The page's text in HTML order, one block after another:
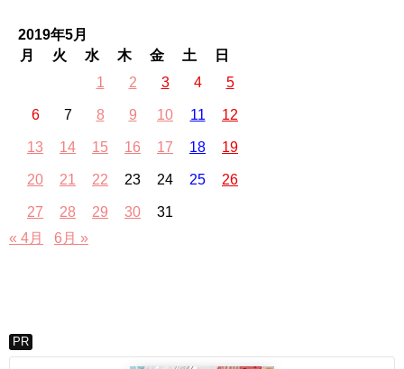
2019年5月
月
火 水 木 金 土
日
1
2 3 4 5
6 7 8 9 10 11 12
13 14 15 16 17 18 19
20 21 22 23 24 25 26
27 28 29 30
31
« 4月
6月 »
PR